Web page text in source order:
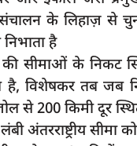
के लिहाज़ से
है
की सीमाओं के निकट
है, विशेषकर तब जब
से 200 किमी दूर
अंतरराष्ट्रीय सीमा